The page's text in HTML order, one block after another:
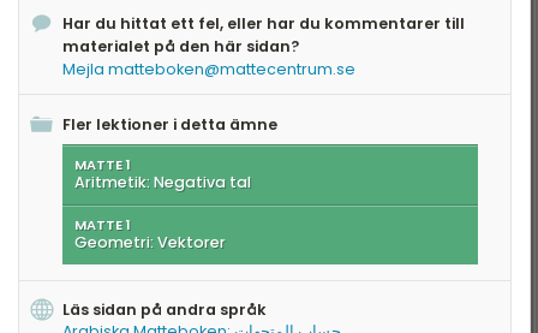
Har du hittat ett fel, eller har du kommentarer till
materialet på den här sidan?
Mejla matteboken@mattecentrum.se
Fler lektioner i detta ämne
MATTE 1
Aritmetik: Negativa tal
MATTE 1
Geometri: Vektorer
Läs sidan på andra språk